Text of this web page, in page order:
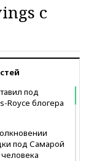
с
под
Royce блогера
под Самарой